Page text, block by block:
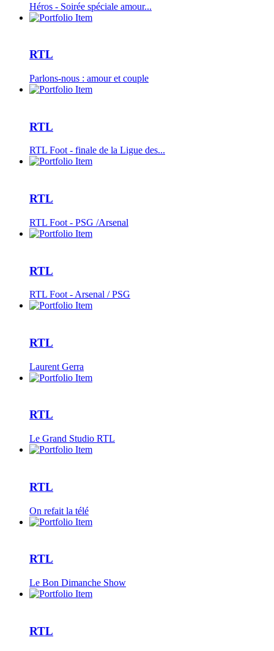
Héros - Soirée spéciale amour...
RTL
Parlons-nous : amour et couple
RTL
RTL Foot - finale de la Ligue des...
RTL
RTL Foot - PSG /Arsenal
RTL
RTL Foot - Arsenal / PSG
RTL
Laurent Gerra
RTL
Le Grand Studio RTL
RTL
On refait la télé
RTL
Le Bon Dimanche Show
RTL